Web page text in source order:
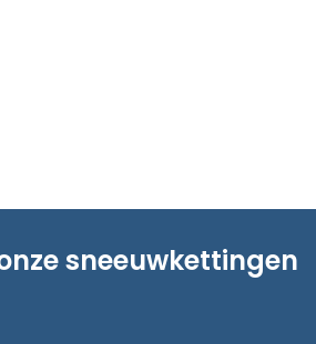
sneeuwkettingen